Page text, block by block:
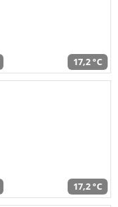
17,2 °C
17,2 °C